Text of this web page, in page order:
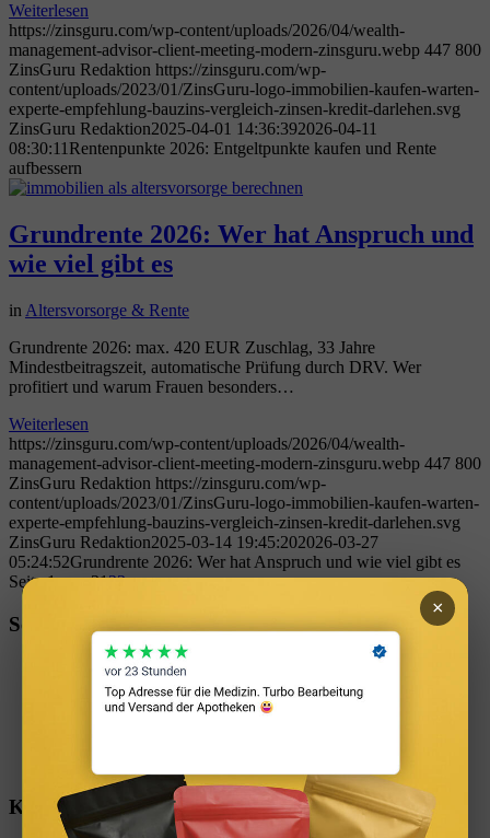
Weiterlesen
https://zinsguru.com/wp-content/uploads/2026/04/wealth-
management-advisor-client-meeting-modern-zinsguru.webp 447 800
ZinsGuru Redaktion https://zinsguru.com/wp-
content/uploads/2023/01/ZinsGuru-logo-immobilien-kaufen-warten-
experte-empfehlung-bauzins-vergleich-zinsen-kredit-darlehen.svg
ZinsGuru Redaktion2025-04-01 14:36:392026-04-11
08:30:11 Rentenpunkte 2026: Entgeltpunkte kaufen und Rente
aufbessern
Grundrente 2026: Wer hat Anspruch und
wie viel gibt es
in Altersvorsorge & Rente
Grundrente 2026: max. 420 EUR Zuschlag, 33 Jahre
Mindestbeitragszeit, automatische Prüfung durch DRV. Wer
profitiert und warum Frauen besonders…
Weiterlesen
https://zinsguru.com/wp-content/uploads/2026/04/wealth-
management-advisor-client-meeting-modern-zinsguru.webp 447 800
ZinsGuru Redaktion https://zinsguru.com/wp-
content/uploads/2023/01/ZinsGuru-logo-immobilien-kaufen-warten-
experte-empfehlung-bauzins-vergleich-zinsen-kredit-darlehen.svg
ZinsGuru Redaktion2025-03-14 19:45:202026-03-27
05:24:52Grundrente 2026: Wer hat Anspruch und wie viel gibt es
Seite 1 von 3123
Seiten
Baufinanzierungsrechner
Datenschutzerklärung
Impressum
Kategorien
×